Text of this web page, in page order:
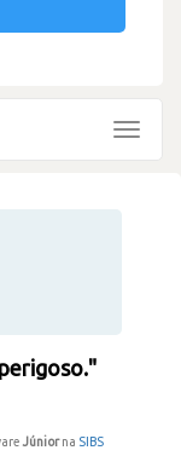
Toggle
Júniorna SIBS